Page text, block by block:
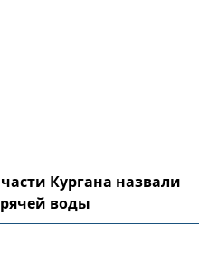
Кургана назвали
воды